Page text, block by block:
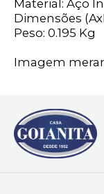
Material: Aço
Dimensões
Peso: 0.195 Kg
Imagem